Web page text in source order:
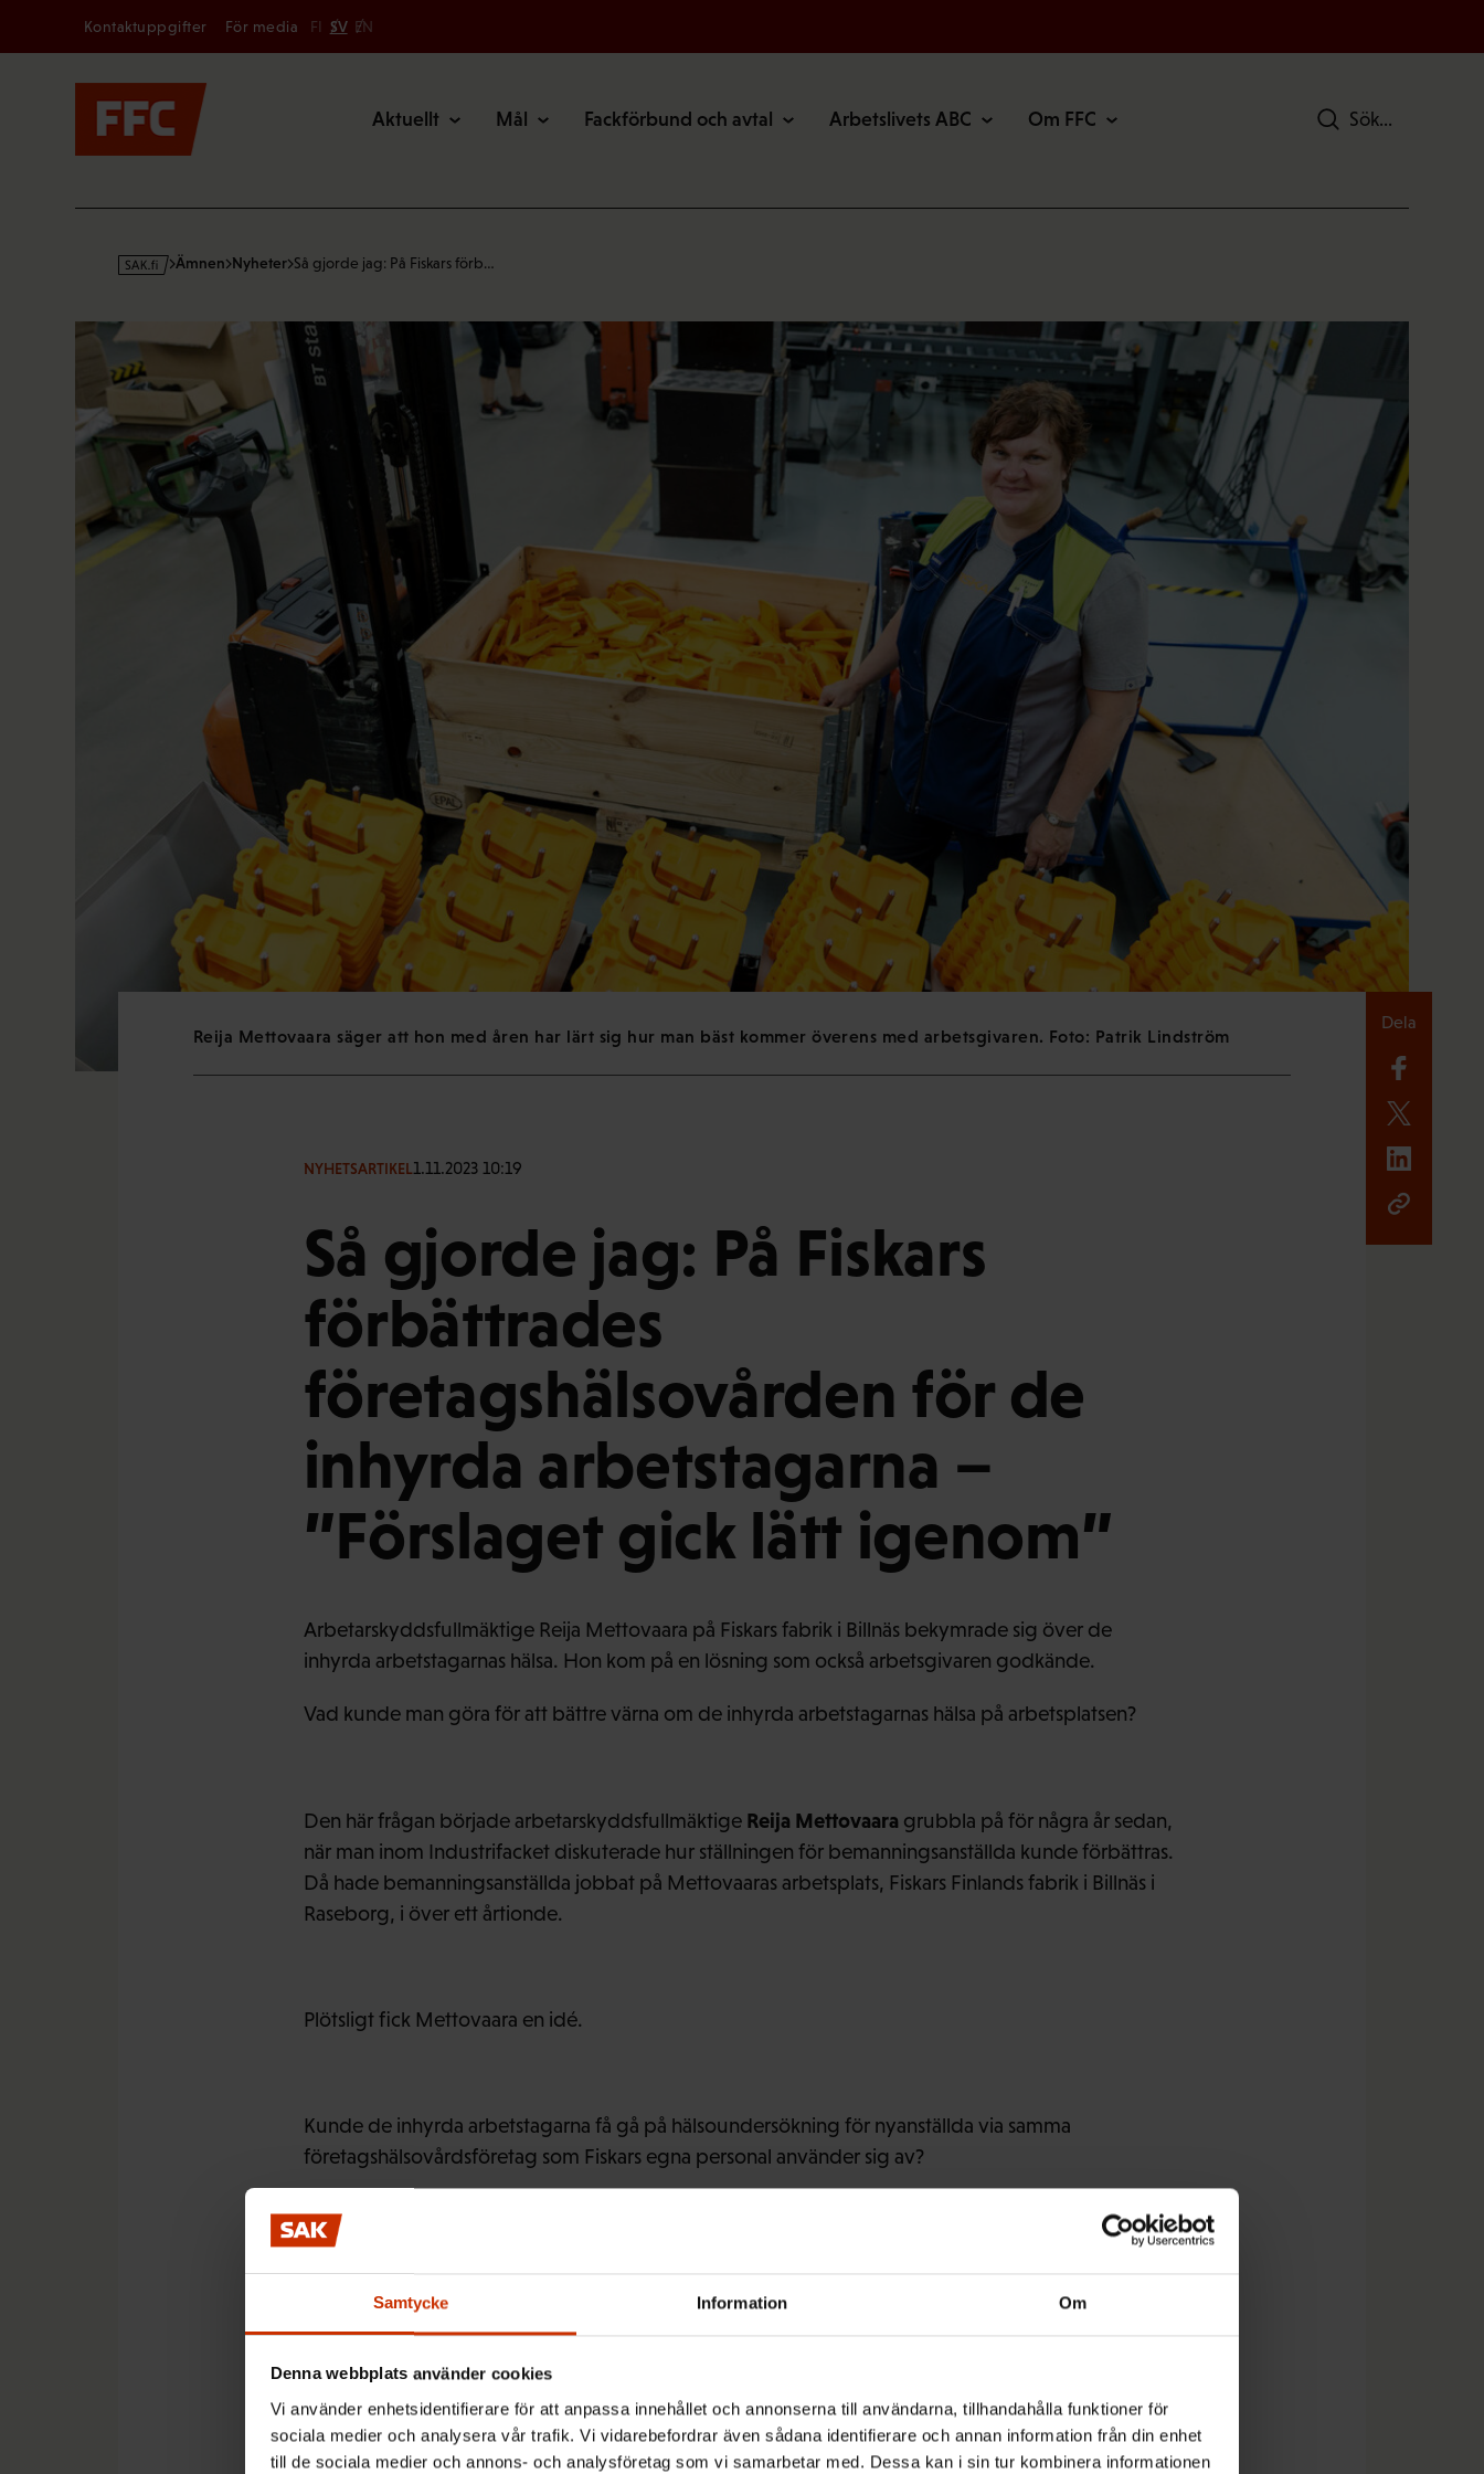
Samtycke Information Om
Denna webbplats använder cookies
Vi använder enhetsidentifierare för att anpassa innehållet och annonserna till användarna, tillhandahålla funktioner för
sociala medier och analysera vår trafik. Vi vidarebefordrar även sådana identifierare och annan information från din enhet
till de sociala medier och annons- och analysföretag som vi samarbetar med. Dessa kan i sin tur kombinera informationen
Secondary
Kontaktuppgifter För media FI SV EN
Aktuellt Mål Fackförbund och avtal Arbetslivets ABC Om FFC Sök
s
·
i
Ämnen Nyheter Så gjorde jag: På Fiskars förb…
Reija Mettovaara säger att hon med åren har lärt sig hur man bäst kommer överens med arbetsgivaren. Foto: Patrik Lindström
NYHETSARTIKEL1.11.2023 10:19
Så gjorde jag: På Fiskars
förbättrades
företagshälsovården för de
inhyrda arbetstagarna –
”Förslaget gick lätt igenom”
Arbetarskyddsfullmäktige Reija Mettovaara på Fiskars fabrik i Billnäs bekymrade sig över de
inhyrda arbetstagarnas hälsa. Hon kom på en lösning som också arbetsgivaren godkände.
Vad kunde man göra för att bättre värna om de inhyrda arbetstagarnas hälsa på arbetsplatsen?
Den här frågan började arbetarskyddsfullmäktige Reija Mettovaara grubbla på för några år sedan,
när man inom Industrifacket diskuterade hur ställningen för bemanningsanställda kunde förbättras.
Då hade bemanningsanställda jobbat på Mettovaaras arbetsplats, Fiskars Finlands fabrik i Billnäs i
Raseborg, i över ett årtionde.
Plötsligt fick Mettovaara en idé.
Kunde de inhyrda arbetstagarna få gå på hälsoundersökning för nyanställda via samma
företagshälsovårdsföretag som Fiskars egna personal använder sig av?
Gjorde slag i saken
Reija Mettovaara lade fram ett förslag för arbetsgivaren.
Dela